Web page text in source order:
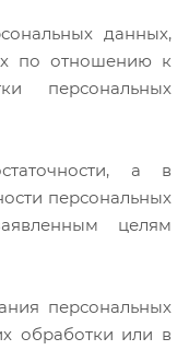
данных,
по отношению к
персональных
а в
персональных
целям
персональных
обработки или в